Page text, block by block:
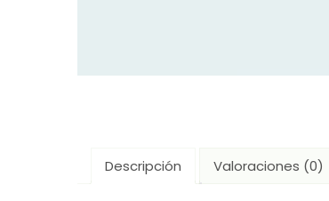
Descripción Valoraciones (0)